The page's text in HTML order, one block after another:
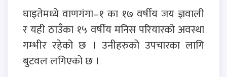
घाइतेमध्ये वाणगंगा–१ का १७ वर्षीय जय ज्ञवाली
र यही ठाउँका १५ वर्षीय मनिस परियारको अवस्था
गम्भीर रहेको छ । उनीहरुको उपचारका लागि
बुटवल लगिएको छ ।